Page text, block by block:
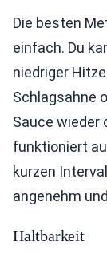
Die besten
einfach. Du
niedriger
Schlagsahne
Sauce wieder
funktioniert
kurzen
angenehm
Haltbarkeit